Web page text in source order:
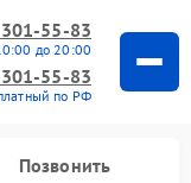
55-83
до 20:00
55-83
по РФ
Позвонить